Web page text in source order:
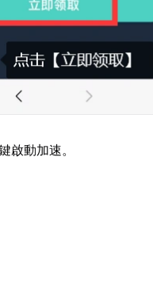
啟動加速。